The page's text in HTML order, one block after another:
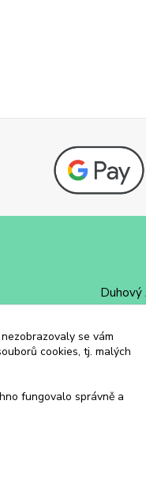
+420
se vám
cookies, tj. malých
fungovalo správně a